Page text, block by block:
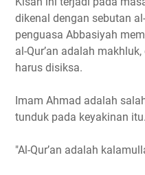
dikenal dengan sebutan
penguasa Abbasiyah
al-Qur’an adalah
harus disiksa.
Imam Ahmad adalah
tunduk pada keyakinan
"Al-Qur’an adalah